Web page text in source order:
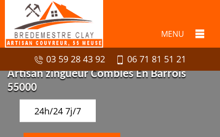
MENU
03 59 28 43 92
06 71 81 51 21
Artisan zingueur Combles En Barrois
55000
24h/24 7j/7